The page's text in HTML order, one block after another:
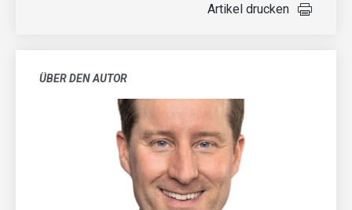
Artikel drucken
ÜBER DEN AUTOR